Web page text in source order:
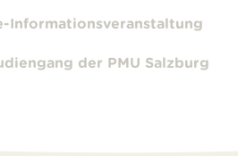
Informationsveranstaltung
der PMU Salzburg